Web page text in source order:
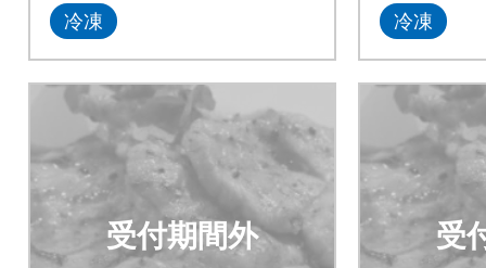
冷凍 冷凍
受付期間外 受